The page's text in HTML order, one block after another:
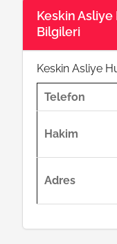
Keskin
Bilgileri
Keskin Asliye
Telefon
Hakim
Adres